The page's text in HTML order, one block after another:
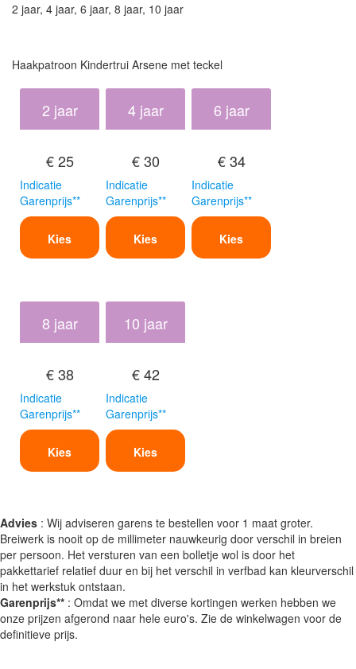
2 jaar, 4 jaar, 6 jaar, 8 jaar, 10 jaar
Haakpatroon Kindertrui Arsene met teckel
2 jaar
€ 25
Indicatie
Garenprijs**
Kies
4 jaar
€ 30
Indicatie
Garenprijs**
Kies
6 jaar
€ 34
Indicatie
Garenprijs**
Kies
8 jaar
€ 38
Indicatie
Garenprijs**
Kies
10 jaar
€ 42
Indicatie
Garenprijs**
Kies
Advies : Wij adviseren garens te bestellen voor 1 maat groter.
Breiwerk is nooit op de millimeter nauwkeurig door verschil in breien
per persoon. Het versturen van een bolletje wol is door het
pakkettarief relatief duur en bij het verschil in verfbad kan kleurverschil
in het werkstuk ontstaan.
Garenprijs** : Omdat we met diverse kortingen werken hebben we
onze prijzen afgerond naar hele euro's. Zie de winkelwagen voor de
definitieve prijs.